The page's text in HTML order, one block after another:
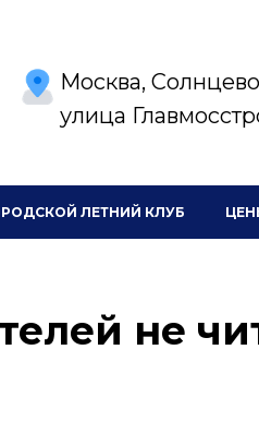
Москва, Солнцево
улица
ЛЕТНИЙ КЛУБ
не